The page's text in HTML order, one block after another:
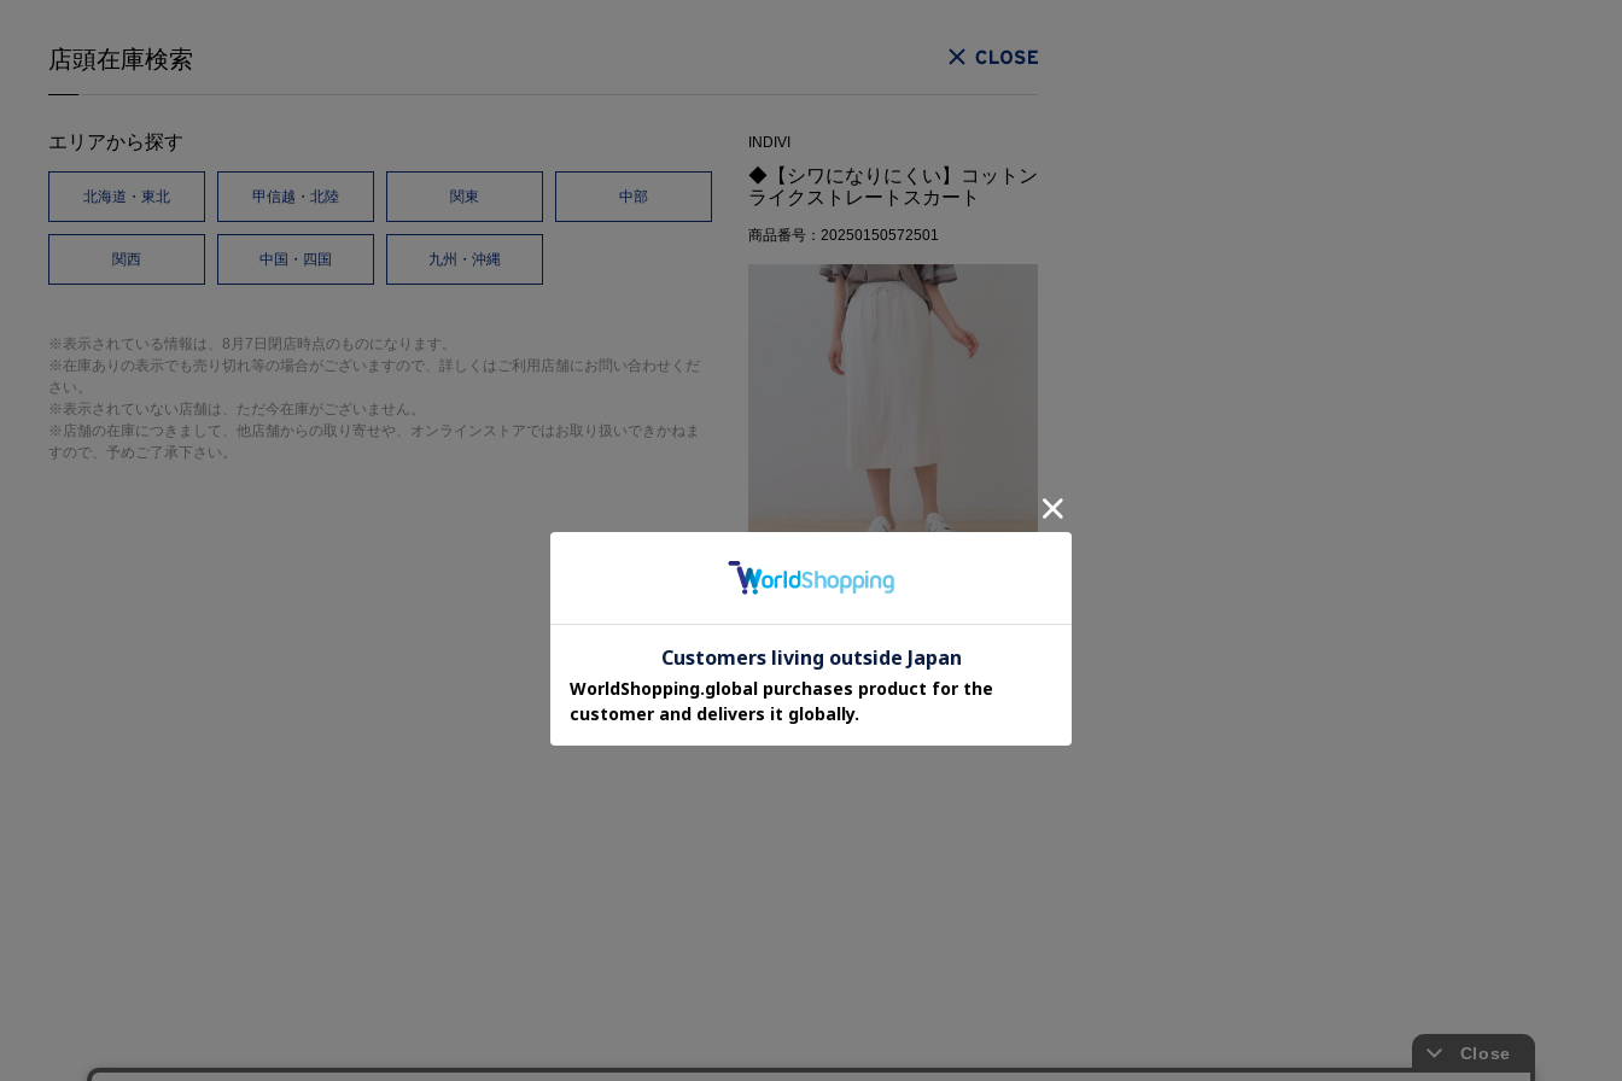
店頭在庫検索
エリアから探す
北海道・東北 甲信越・北陸 関東 中部
関西 中国・四国 九州・沖縄
※表示されている情報は、8月7日閉店時点のものになります。
※在庫ありの表示でも売り切れ等の場合がございますので、詳しくはご利用店舗にお問い合わせくだ
さい。
※表示されていない店舗は、ただ今在庫がございません。
※店舗の在庫につきまして、他店舗からの取り寄せや、オンラインストアではお取り扱いできかねま
すので、予めご了承下さい。
INDIVI
◆【シワになりにくい】コットン
ライクストレートスカート
商品番号：20250150572501